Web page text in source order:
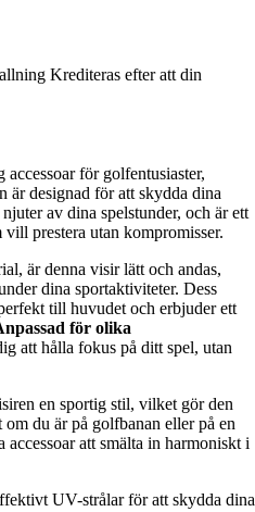
Krediteras efter att din
för golfentusiaster,
är designad för att skydda dina
av dina spelstunder, och är ett
prestera utan kompromisser.
är denna visir lätt och andas,
dina sportaktiviteter. Dess
till huvudet och erbjuder ett
för olika
att hålla fokus på ditt spel, utan
en sportig stil, vilket gör den
du är på golfbanan eller på en
att smälta in harmoniskt i
UV-strålar för att skydda dina